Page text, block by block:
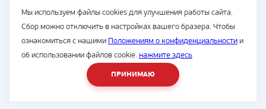
Мы используем файлы cookies для улучшения работы сайта.
Сбор можно отключить в настройках вашего бразера. Чтобы
ознакомиться с нашими Положениям о конфиденциальностии
об использовании файлов cookie. нажмите здесь
ПРИНИМАЮ